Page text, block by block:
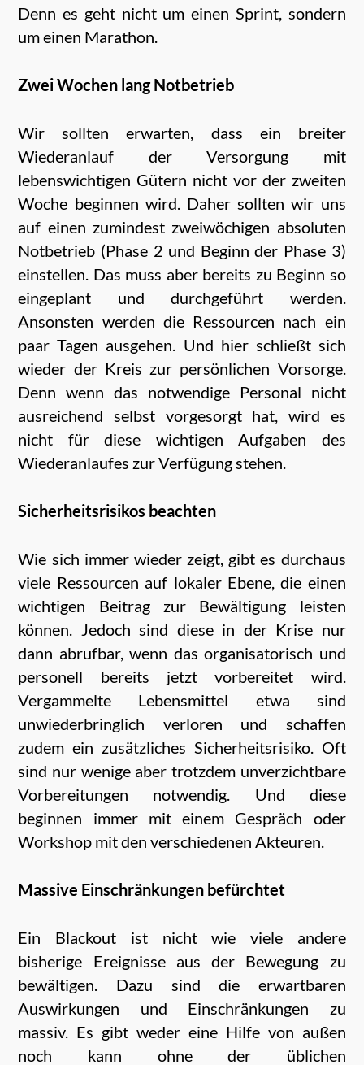
Denn es geht nicht um einen Sprint, sondern
um einen Marathon.
Zwei Wochen lang Notbetrieb
Wir sollten erwarten, dass ein breiter
Wiederanlauf der Versorgung mit
lebenswichtigen Gütern nicht vor der zweiten
Woche beginnen wird. Daher sollten wir uns
auf einen zumindest zweiwöchigen absoluten
Notbetrieb (Phase 2 und Beginn der Phase 3)
einstellen. Das muss aber bereits zu Beginn so
eingeplant und durchgeführt werden.
Ansonsten werden die Ressourcen nach ein
paar Tagen ausgehen. Und hier schließt sich
wieder der Kreis zur persönlichen Vorsorge.
Denn wenn das notwendige Personal nicht
ausreichend selbst vorgesorgt hat, wird es
nicht für diese wichtigen Aufgaben des
Wiederanlaufes zur Verfügung stehen.
Sicherheitsrisikos beachten
Wie sich immer wieder zeigt, gibt es durchaus
viele Ressourcen auf lokaler Ebene, die einen
wichtigen Beitrag zur Bewältigung leisten
können. Jedoch sind diese in der Krise nur
dann abrufbar, wenn das organisatorisch und
personell bereits jetzt vorbereitet wird.
Vergammelte Lebensmittel etwa sind
unwiederbringlich verloren und schaffen
zudem ein zusätzliches Sicherheitsrisiko. Oft
sind nur wenige aber trotzdem unverzichtbare
Vorbereitungen notwendig. Und diese
beginnen immer mit einem Gespräch oder
Workshop mit den verschiedenen Akteuren.
Massive Einschränkungen befürchtet
Ein Blackout ist nicht wie viele andere
bisherige Ereignisse aus der Bewegung zu
bewältigen. Dazu sind die erwartbaren
Auswirkungen und Einschränkungen zu
massiv. Es gibt weder eine Hilfe von außen
noch kann ohne der üblichen